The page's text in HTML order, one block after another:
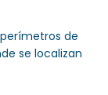
de
se localizan